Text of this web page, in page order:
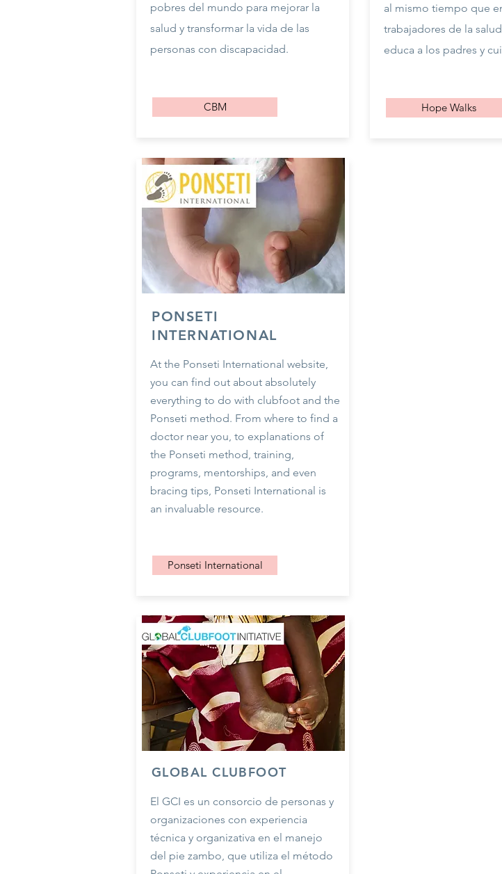
pobres del mundo para mejorar la
salud y transformar la vida de las
personas con discapacidad.
CBM
al mismo tiempo que
trabajadores de la
educa a los padres y
Hope Walks
PONSETI
INTERNATIONAL
At the Ponseti International website,
you can find out about absolutely
everything to do with clubfoot and the
Ponseti method. From where to find a
doctor near you, to explanations of
the Ponseti method, training,
programs, mentorships, and even
bracing tips, Ponseti International is
an invaluable resource.
Ponseti International
GLOBAL CLUBFOOT
El GCI es un consorcio de personas y
organizaciones con experiencia
técnica y organizativa en el manejo
del pie zambo, que utiliza el método